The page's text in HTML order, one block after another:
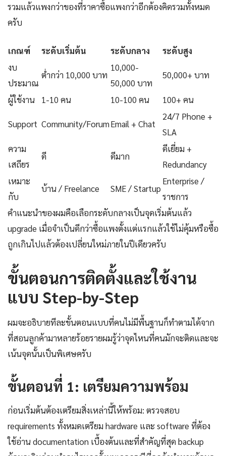
รวมแล้วแพงกว่าของที่ราคาซื้อแพงกว่าอีกต้องคิดรวมทั้งหมด
ครับ
เกณฑ์ ระดับเริ่มต้น ระดับกลาง
ระดับสูง
งบ
ประมาณ
ต่ำกว่า 10,000 บาท
10,000-
50,000 บาท
50,000+ บาท
ผู้ใช้งาน 1-10 คน 10-100 คน 100+ คน
Support Community/ForumEmail + Chat
24/7 Phone +
SLA
ความ
เสถียร
ดี ดีมาก
ดีเยี่ยม +
Redundancy
เหมาะ
กับ
บ้าน / Freelance SME / Startup
Enterprise /
ราชการ
คำแนะนำของผมคือเลือกระดับกลางเป็นจุดเริ่มต้นแล้ว
upgrade เมื่อจำเป็นดีกว่าซื้อแพงตั้งแต่แรกแล้วใช้ไม่คุ้มหรือซื้อ
ถูกเกินไปแล้วต้องเปลี่ยนใหม่ภายในปีเดียวครับ
ขั้นตอนการติดตั้งและใช้งาน
แบบ Step-by-Step
ผมจะอธิบายทีละขั้นตอนแบบที่คนไม่มีพื้นฐานก็ทำตามได้จาก
ที่สอนลูกค้ามาหลายร้อยรายผมรู้ว่าจุดไหนที่คนมักจะติดและจะ
เน้นจุดนั้นเป็นพิเศษครับ
ขั้นตอนที่ 1: เตรียมความพร้อม
ก่อนเริ่มต้นต้องเตรียมสิ่งเหล่านี้ให้พร้อม: ตรวจสอบ
requirements ทั้งหมดเตรียม hardware และ software ที่ต้อง
ใช้อ่าน documentation เบื้องต้นและที่สำคัญที่สุด backup